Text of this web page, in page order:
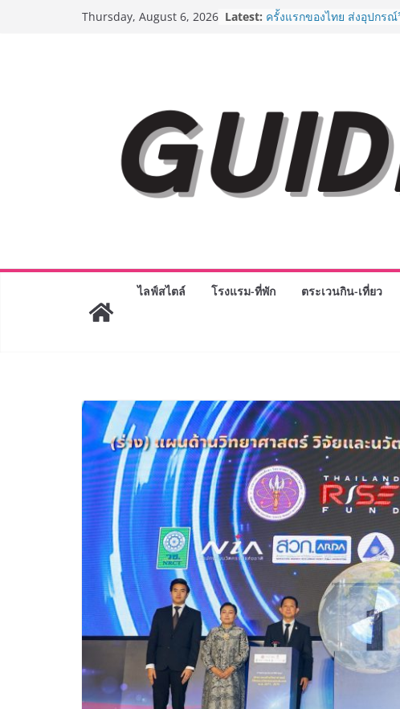
Thursday, August 6, 2026 Latest: ครั้งแรกของไทย ส่งอุปกร
Experience-driven
“ประสบการณ์” สู่แรงขับเ
จ่าย ผสาน Ecosystem ที่แ
กลุ่มเซ็นทรัล สร้างยอดขา
3 ปี
กรมการท่องเที่ยวเดินหน้าส
Coach รุ่นใหม่ ขับเคลื่อนก
ไทยสู่มาตรฐานสากล ภาย
“BIO TRADE CONNECT
ระดับผลิตภัณฑ์ท้องถิ่นสู่ตล
สด ดอกไม้ประดิษฐ์ พวงมา
ไลฟ์สไตล์ โรงแรม-ที่พัก ตระเวนกิน-เที่ยว